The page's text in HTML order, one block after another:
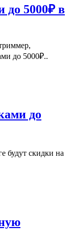
до 5000₽ в
до 5000₽..
до
будут скидки на